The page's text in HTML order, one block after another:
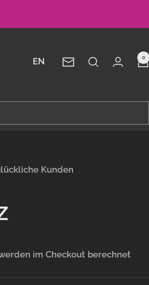
EN Newsletter
0
Kunden
im Checkout berechnet